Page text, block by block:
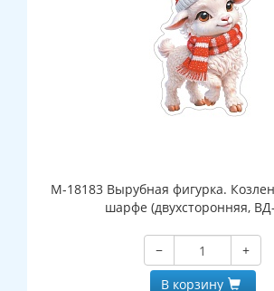
М-18183 Вырубная фигурка.
шарфе (двухсторонняя,
−
+
В корзину